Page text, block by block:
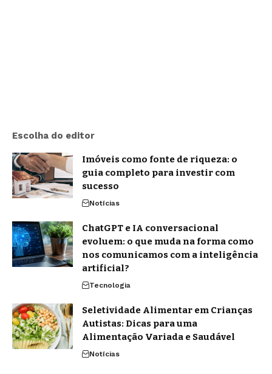
Escolha do editor
Imóveis como fonte de riqueza: o
guia completo para investir com
sucesso
Notícias
ChatGPT e IA conversacional
evoluem: o que muda na forma como
nos comunicamos com a inteligência
artificial?
Tecnologia
Seletividade Alimentar em Crianças
Autistas: Dicas para uma
Alimentação Variada e Saudável
Notícias